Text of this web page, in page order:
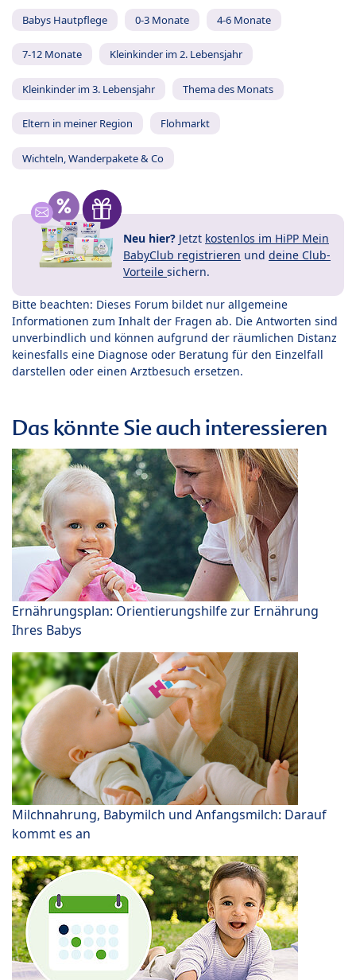
Babys Hautpflege 0-3 Monate 4-6 Monate
7-12 Monate Kleinkinder im 2. Lebensjahr
Kleinkinder im 3. Lebensjahr Thema des Monats
Eltern in meiner Region Flohmarkt
Wichteln, Wanderpakete & Co
Neu hier? Jetzt kostenlos im HiPP Mein
BabyClub registrieren und deine Club-
Vorteile sichern.
Bitte beachten: Dieses Forum bildet nur allgemeine
Informationen zum Inhalt der Fragen ab. Die Antworten sind
unverbindlich und können aufgrund der räumlichen Distanz
keinesfalls eine Diagnose oder Beratung für den Einzelfall
darstellen oder einen Arztbesuch ersetzen.
Das könnte Sie auch interessieren
Ernährungsplan: Orientierungshilfe zur Ernährung
Ihres Babys
Milchnahrung, Babymilch und Anfangsmilch: Darauf
kommt es an